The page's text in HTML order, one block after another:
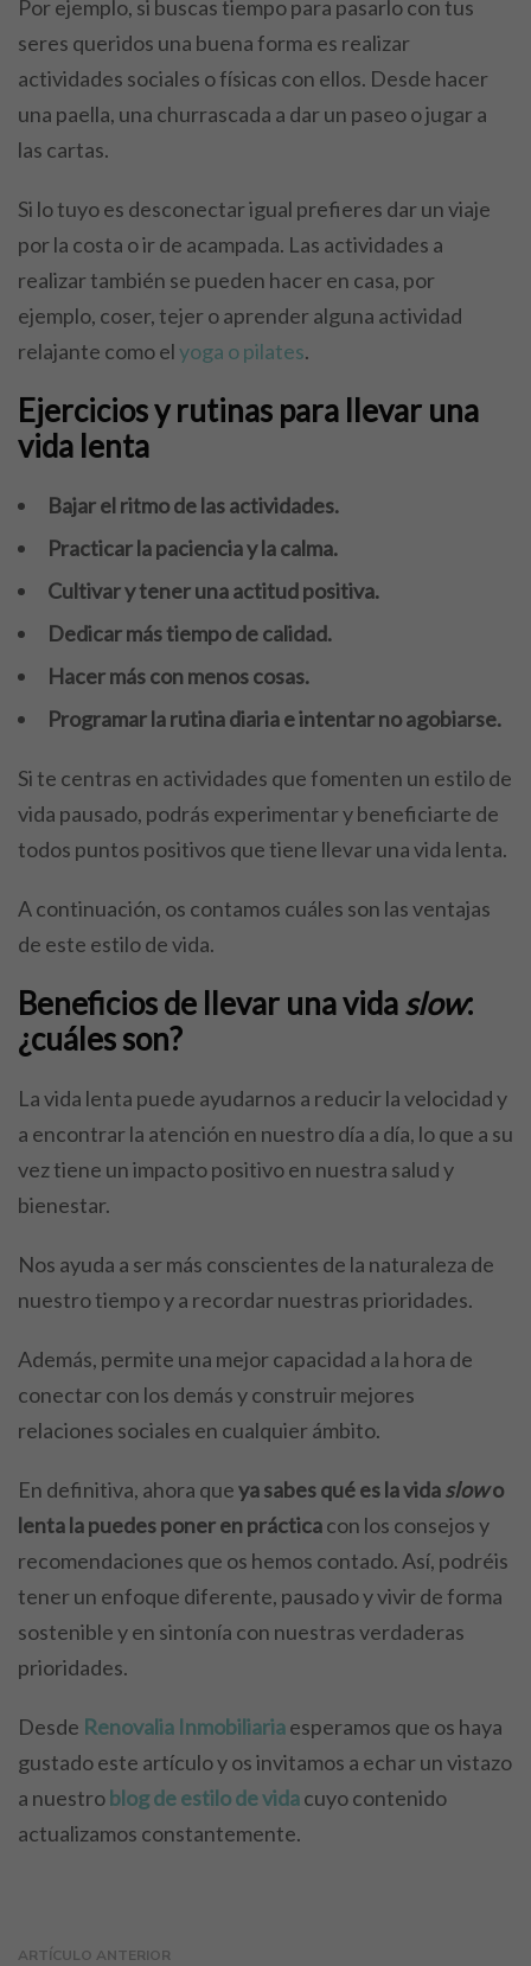
Por ejemplo, si buscas tiempo para pasarlo con tus
seres queridos una buena forma es realizar
actividades sociales o físicas con ellos. Desde hacer
una paella, una churrascada a dar un paseo o jugar a
las cartas.
Si lo tuyo es desconectar igual prefieres dar un viaje
por la costa o ir de acampada. Las actividades a
realizar también se pueden hacer en casa, por
ejemplo, coser, tejer o aprender alguna actividad
relajante como elyoga o pilates.
Ejercicios y rutinas para llevar una
vida lenta
Bajar el ritmo de las actividades.
Practicar la paciencia y la calma.
Cultivar y tener una actitud positiva.
Dedicar más tiempo de calidad.
Hacer más con menos cosas.
Programar la rutina diaria e intentar no agobiarse.
Si te centras en actividades que fomenten un estilo de
vida pausado, podrás experimentar y beneficiarte de
todos puntos positivos que tiene llevar una vida lenta.
A continuación, os contamos cuáles son las ventajas
de este estilo de vida.
Beneficios de llevar una vidaslow:
¿cuáles son?
La vida lenta puede ayudarnos a reducir la velocidad y
a encontrar la atención en nuestro día a día, lo que a su
vez tiene un impacto positivo en nuestra salud y
bienestar.
Nos ayuda a ser más conscientes de la naturaleza de
nuestro tiempo y a recordar nuestras prioridades.
Además, permite una mejor capacidad a la hora de
conectar con los demás y construir mejores
relaciones sociales en cualquier ámbito.
En definitiva, ahora queya sabes qué es la vidaslowo
lenta la puedes poner en prácticacon los consejos y
recomendaciones que os hemos contado. Así, podréis
tener un enfoque diferente, pausado y vivir de forma
sostenible y en sintonía con nuestras verdaderas
prioridades.
Desde Renovalia Inmobiliariaesperamos que os haya
gustado este artículo y os invitamos a echar un vistazo
a nuestroblog de estilo de vidacuyo contenido
actualizamos constantemente.
ARTÍCULO ANTERIOR